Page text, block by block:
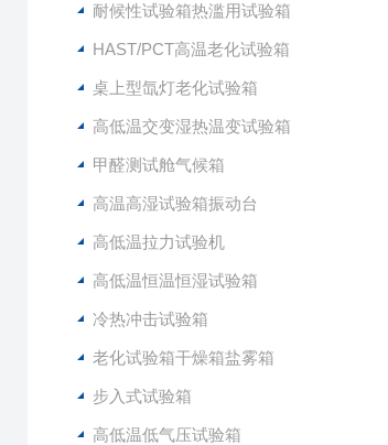
耐候性试验箱热滥用试验箱
HAST/PCT高温老化试验箱
桌上型氙灯老化试验箱
高低温交变湿热温变试验箱
甲醛测试舱气候箱
高温高湿试验箱振动台
高低温拉力试验机
高低温恒温恒湿试验箱
冷热冲击试验箱
老化试验箱干燥箱盐雾箱
步入式试验箱
高低温低气压试验箱